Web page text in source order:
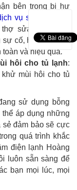
bên trong bị hư
vụ sửa chữa tủ
sửa điện lạnh
sự cố, hư hỏng mà
và hiệu quả.
hôi cho tủ lạnh:
mùi hôi cho tủ
sử dụng bỗng
áp dụng những
sẻ đảm bảo sẽ cực
quá trình khắc
điện lạnh Hoàng
luôn sẵn sàng để
bạn mọi lúc, mọi